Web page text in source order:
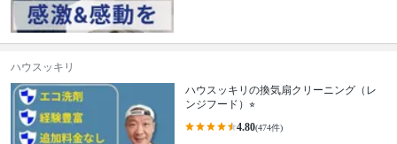
ハウスッキリ
ハウスッキリの換気扇クリーニング（レ
ンジフード）⭐︎
4.80(474件)